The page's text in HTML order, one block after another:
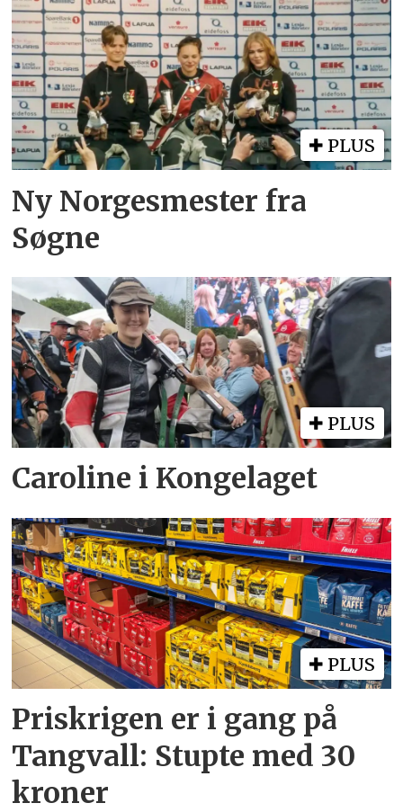
PLUS
Ny Norgesmester fra
Søgne
PLUS
Caroline i Kongelaget
PLUS
Priskrigen er i gang på
Tangvall: Stupte med 30
kroner